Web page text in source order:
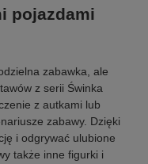
pojazdami
zabawka, ale
z serii Świnka
z autkami lub
zabawy. Dzięki
i odgrywać ulubione
także inne figurki i